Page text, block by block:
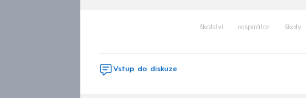
školství respirátor školy
Vstup do diskuze